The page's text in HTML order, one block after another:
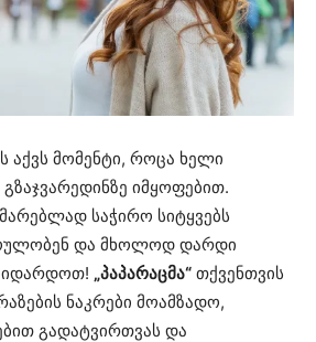
აქვს მომენტი, როცა ხელი
იმყოფებით.
საჭირო სიტყვებს
და მხოლოდ დარდი
იდარდოთ! „პაპარაცმა“ თქვენთვის
ნაკრები მოამზადო,
გადატვირთვას და